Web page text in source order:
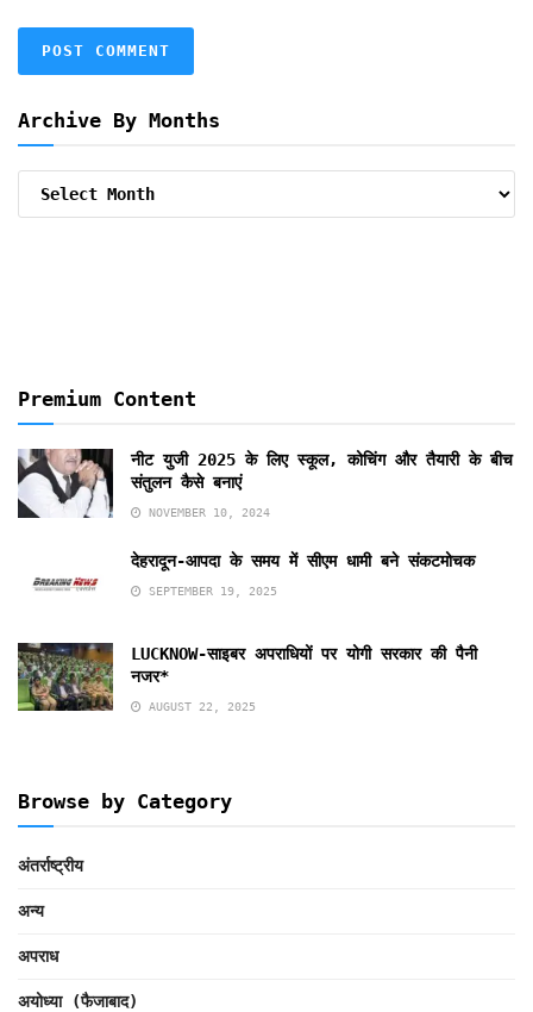
Archive By Months
Archive
Premium Content
नीट युजी 2025 के लिए स्कूल, कोचिंग और तैयारी के बीच
संतुलन कैसे बनाएं
NOVEMBER 10, 2024
देहरादून-आपदा के समय में सीएम धामी बने संकटमोचक
SEPTEMBER 19, 2025
LUCKNOW-साइबर अपराधियों पर योगी सरकार की पैनी
नजर*
AUGUST 22, 2025
Browse by Category
अंतर्राष्ट्रीय
अन्य
अपराध
अयोध्या (फैजाबाद)